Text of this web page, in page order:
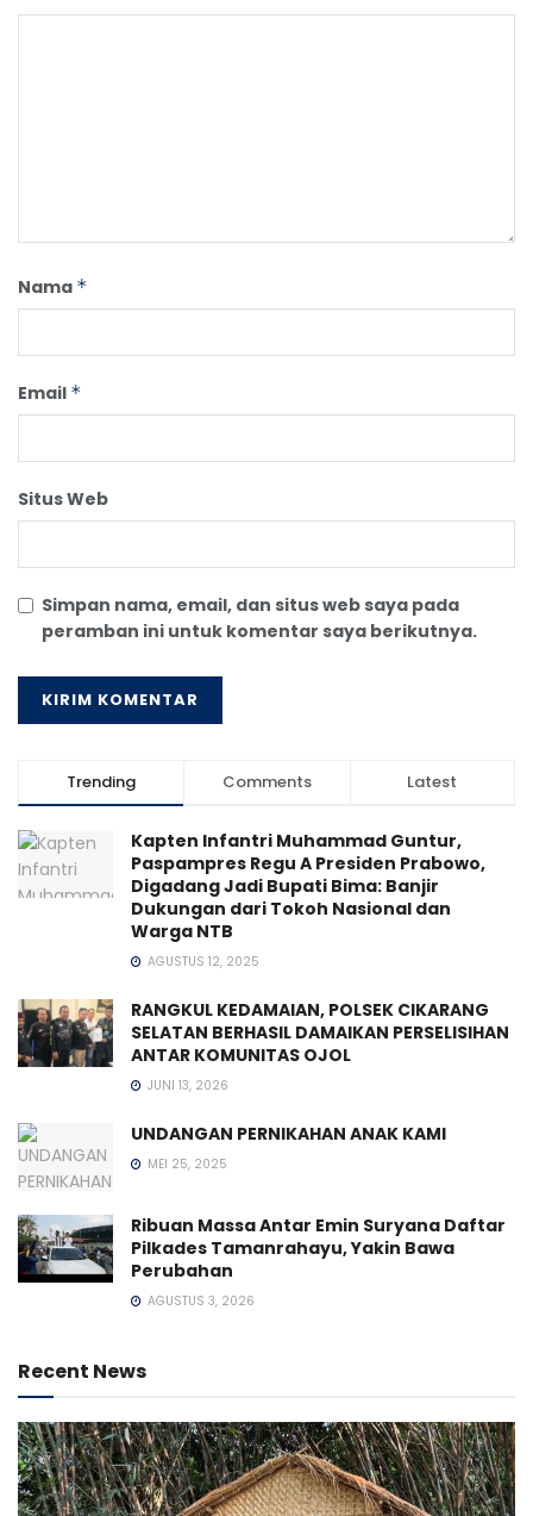
Nama *
Email *
Situs Web
Simpan nama, email, dan situs web saya pada
peramban ini untuk komentar saya berikutnya.
Trending Comments Latest
Kapten Infantri Muhammad Guntur,
Paspampres Regu A Presiden Prabowo,
Digadang Jadi Bupati Bima: Banjir
Dukungan dari Tokoh Nasional dan
Warga NTB
AGUSTUS 12, 2025
RANGKUL KEDAMAIAN, POLSEK CIKARANG
SELATAN BERHASIL DAMAIKAN PERSELISIHAN
ANTAR KOMUNITAS OJOL
JUNI 13, 2026
UNDANGAN PERNIKAHAN ANAK KAMI
MEI 25, 2025
Ribuan Massa Antar Emin Suryana Daftar
Pilkades Tamanrahayu, Yakin Bawa
Perubahan
AGUSTUS 3, 2026
Recent News